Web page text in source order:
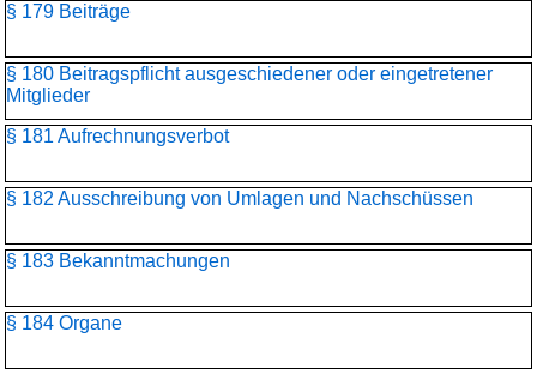
§ 179 Beiträge
§ 180 Beitragspflicht ausgeschiedener oder eingetretener
Mitglieder
§ 181 Aufrechnungsverbot
§ 182 Ausschreibung von Umlagen und Nachschüssen
§ 183 Bekanntmachungen
§ 184 Organe